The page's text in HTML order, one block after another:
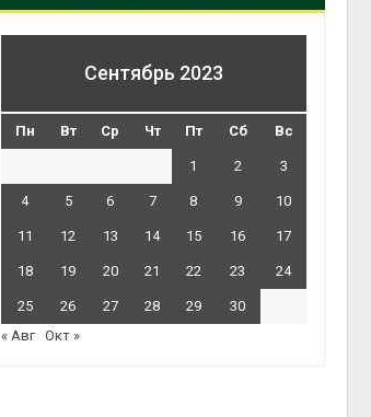
Сентябрь 2023
Пн Вт Ср Чт Пт Сб Вс
1 2 3
4 5 6 7 8 9 10
11 12 13 14 15 16 17
18 19 20 21 22 23 24
25 26 27 28 29
30
« Авг Окт »